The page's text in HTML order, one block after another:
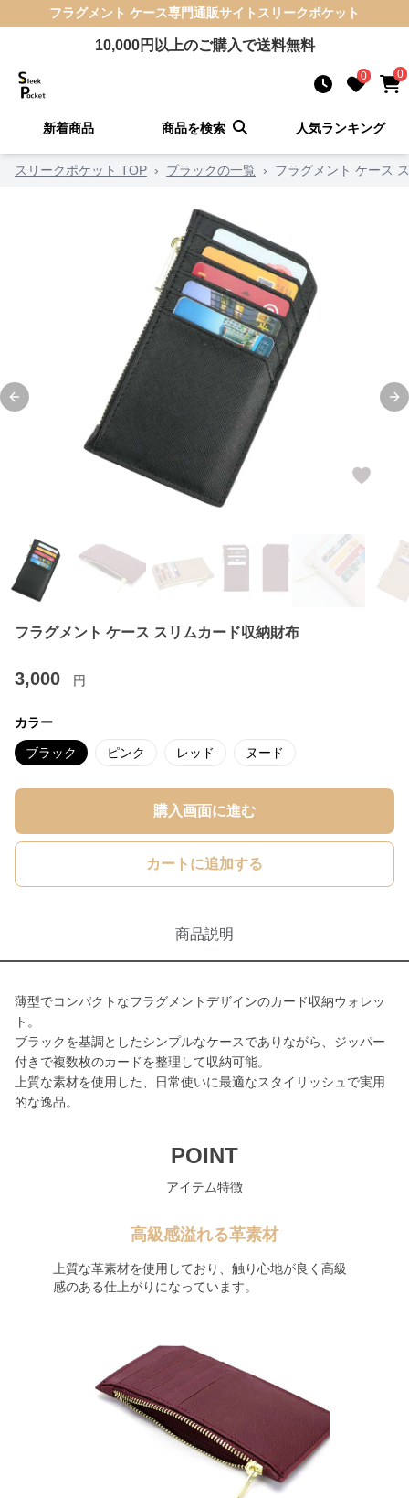
フラグメント ケース専門通販サイト スリークポケット
10,000円以上のご購入で送料無料
0 0
新着商品 商品を検索 人気ランキング
スリークポケット TOP › ブラックの一覧 › フラグメント ケース
Previous slide
フラグメント ケース スリムカード収納財布
3,000 円
カラー
ブラック ピンク レッド ヌード
購入画面に進む
カートに追加する
商品説明
薄型でコンパクトなフラグメントデザインのカード収納ウォレッ
ト。
ブラックを基調としたシンプルなケースでありながら、ジッパー
付きで複数枚のカードを整理して収納可能。
上質な素材を使用した、日常使いに最適なスタイリッシュで実用
的な逸品。
POINT
アイテム特徴
高級感溢れる革素材
上質な革素材を使用しており、触り心地が良く高級
感のある仕上がりになっています。